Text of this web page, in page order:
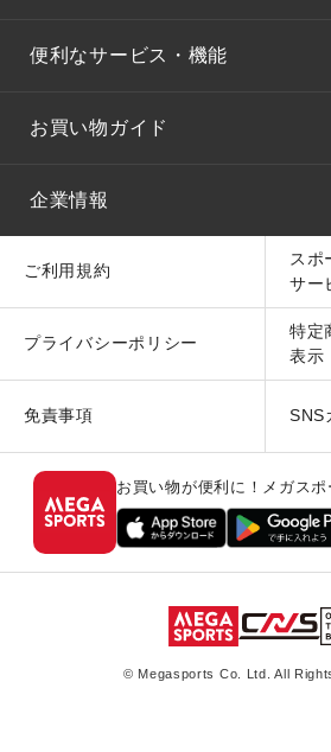
便利なサービス・機能
お買い物ガイド
企業情報
ご利用規約
スポ
サー
プライバシーポリシー
特定
表示
免責事項 SNS
お買い物が便利に！メガスポ
© Megasports Co. Ltd. All